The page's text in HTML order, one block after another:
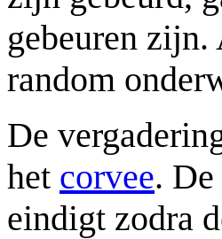
gebeuren
random
De
het corvee.
eindigt zodra